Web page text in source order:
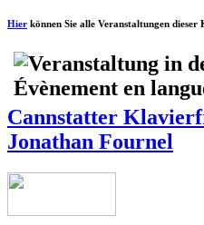
Hier können Sie alle Veranstaltungen
Cannstatter
Jonathan Fournel